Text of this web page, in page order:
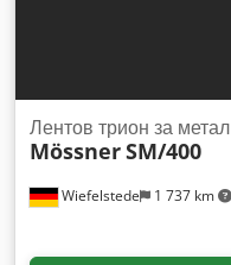
Wiefelstede 1 737 km
Лентов трион за метал
MössnerSM/400